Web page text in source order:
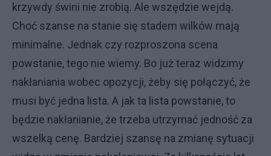
krzywdy świni nie zrobią. Ale wszędzie wejdą.
Choć szanse na stanie się stadem wilków mają
minimalne. Jednak czy rozproszona scena
powstanie, tego nie wiemy. Bo już teraz widzimy
nakłaniania wobec opozycji, żeby się połączyć, że
musi być jedna lista. A jak ta lista powstanie, to
będzie nakłanianie, że trzeba utrzymać jedność za
wszelką cenę. Bardziej szansę na zmianę sytuacji